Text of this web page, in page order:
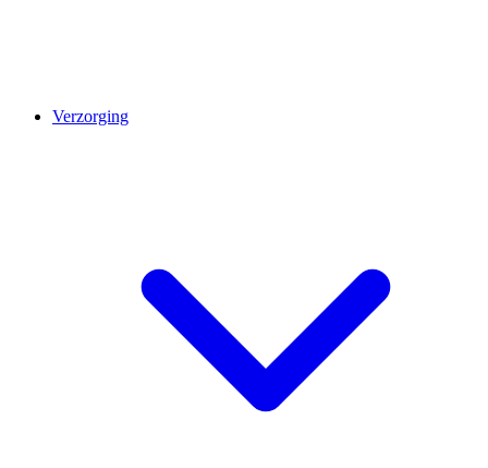
Verzorging